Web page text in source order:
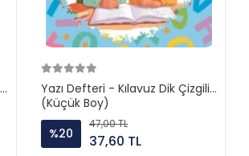
Yazı Defteri - Kılavuz Dik Çizgili
(Küçük Boy)
%20
47,00 TL
37,60 TL